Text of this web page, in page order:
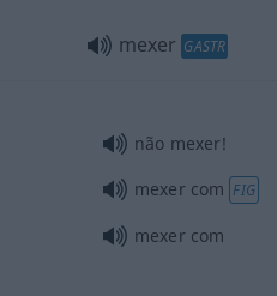
mexer GASTR
não mexer!
mexer com FIG
mexer com